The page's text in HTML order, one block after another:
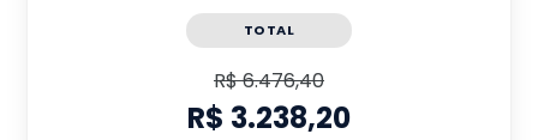
TOTAL
R$ 6.476,40
R$ 3.238,20